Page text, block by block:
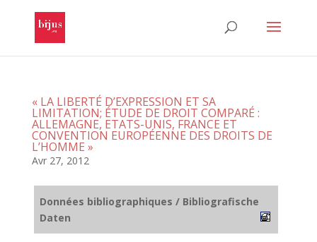
« LA LIBERTÉ D’EXPRESSION ET SA
LIMITATION; ÉTUDE DE DROIT COMPARÉ :
ALLEMAGNE, ETATS-UNIS, FRANCE ET
CONVENTION EUROPÉENNE DES DROITS DE
L’HOMME »
Avr 27, 2012
Données bibliographiques / Bibliografische
Daten